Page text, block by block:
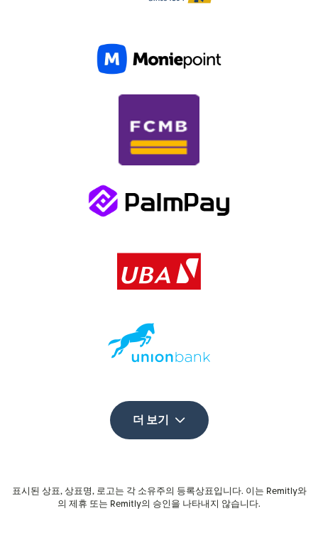
더 보기
표시된 상표, 상표명, 로고는 각 소유주의 등록상표입니다. 이는 Remitly와
의 제휴 또는 Remitly의 승인을 나타내지 않습니다.